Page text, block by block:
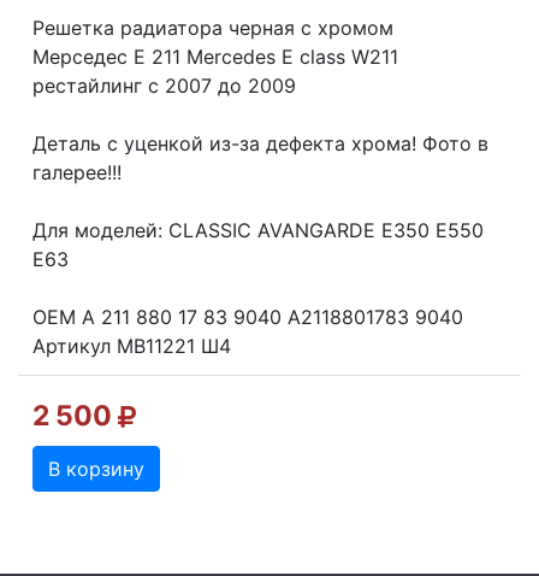
Решетка радиатора черная с хромом
Мерседес Е 211 Mercedes E class W211
рестайлинг с 2007 до 2009
Деталь с уценкой из-за дефекта хрома! Фото в
галерее!!!
Для моделей: CLASSIC AVANGARDE E350 E550
E63
OEM A 211 880 17 83 9040 A2118801783 9040
Артикул MB11221 Ш4
2 500
В корзину